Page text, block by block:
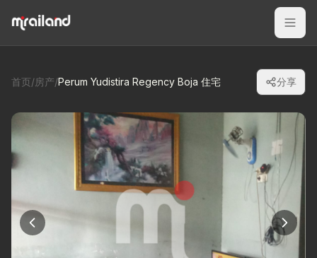
首页/房产/Perum Yudistira Regency Boja 住宅 分享